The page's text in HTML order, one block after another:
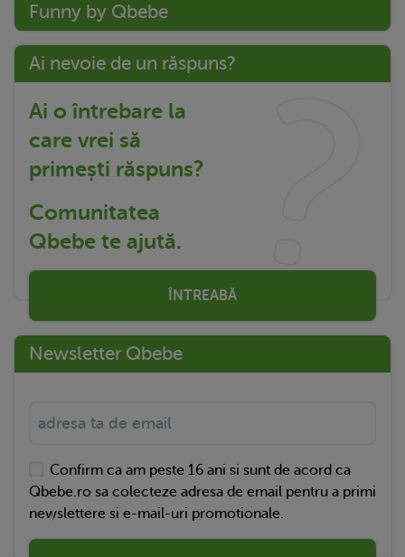
Funny by Qbebe
Ai nevoie de un răspuns?
Ai o întrebare la
care vrei să
primești răspuns?
Comunitatea
Qbebe te ajută.
ÎNTREABĂ
Newsletter Qbebe
Confirm ca am peste 16 ani si sunt de acord ca
Qbebe.ro sa colecteze adresa de email pentru a primi
newslettere si e-mail-uri promotionale.